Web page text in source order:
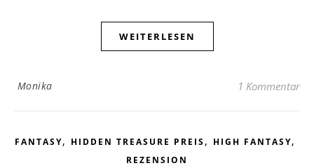
WEITERLESEN
Monika 1 Kommentar
FANTASY, HIDDEN TREASURE PREIS, HIGH FANTASY,
REZENSION